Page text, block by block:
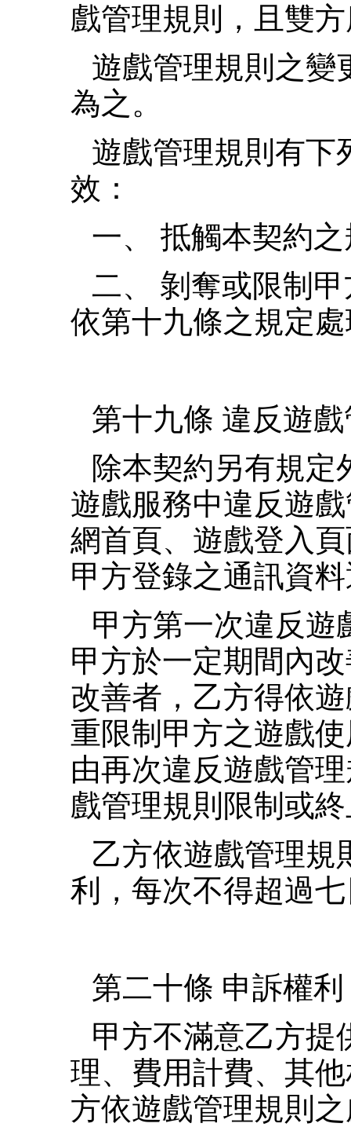
戲管理規則，且雙
遊戲管理規則之變
為之。
遊戲管理規則有下
效：
一、 抵觸本契約
二、 剝奪或限制
依第十九條之規定
第十九條 違反遊
除本契約另有規定
遊戲服務中違反遊
網首頁、遊戲登入
甲方登錄之通訊資
甲方第一次違反遊
甲方於一定期間內
改善者，乙方得依
重限制甲方之遊戲
由再次違反遊戲管
戲管理規則限制或
乙方依遊戲管理規
利，每次不得超過
第二十條 申訴權利
甲方不滿意乙方提
理、費用計費、其
方依遊戲管理規則